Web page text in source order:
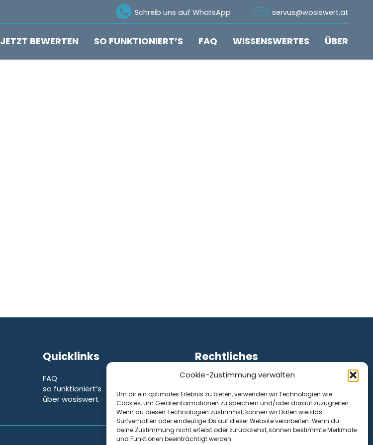
Cookie-Zustimmung verwalten
Um dir ein optimales Erlebnis zu bieten, verwenden wir Technologien wie
Cookies, um Geräteinformationen zu speichern und/oder darauf zuzugreifen.
Wenn du diesen Technologien zustimmst, können wir Daten wie das
Surfverhalten oder eindeutige IDs auf dieser Website verarbeiten. Wenn du
deine Zustimmung nicht erteilst oder zurückziehst, können bestimmte Merkmale
und Funktionen beeinträchtigt werden.
Schreib uns auf WhatsApp
servus@wosiswert.at
JETZT BEWERTEN SO FUNKTIONIERT’S FAQ WISSENSWERTES ÜBER
Quicklinks
FAQ
so funktioniert’s
über wosiswert
Rechtliches
Impressum
Cookie-Richtlinie (EU)